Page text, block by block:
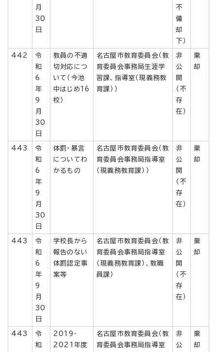
月
30
日
不
備
却
下）
442
令
和
6
年
9
月
30
日
教員の不適
切対応につ
いて（今池
中はじめ16
校）
名古屋市教育委員会（教
育委員会事務局生涯学
習課、指導室（現義務教
育課））
非
公
開
（不
存
在）
棄
却
443
令
和
6
年
9
月
30
日
体罰・暴言
についてわ
かるもの
名古屋市教育委員会（教
育委員会事務局指導室
（現義務教育課））
非
公
開
（不
存
在）
棄
却
443
令
和
6
年
9
月
30
日
学校長から
報告のない
体罰認定事
案等
名古屋市教育委員会（教
育委員会事務局指導室
（現義務教育課）、教職
員課）
非
公
開
（不
存
在）
棄
却
443
令
和
2019‐
2021年度
名古屋市教育委員会（教
育委員会事務局指導室
非
公
棄
却